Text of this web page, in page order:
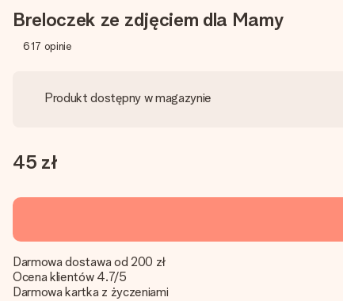
Breloczek ze zdjęciem dla Mamy
617 opinie
Produkt dostępny w magazynie
45 zł
Darmowa dostawa od 200 zł
Ocena klientów 4.7/5
Darmowa kartka z życzeniami